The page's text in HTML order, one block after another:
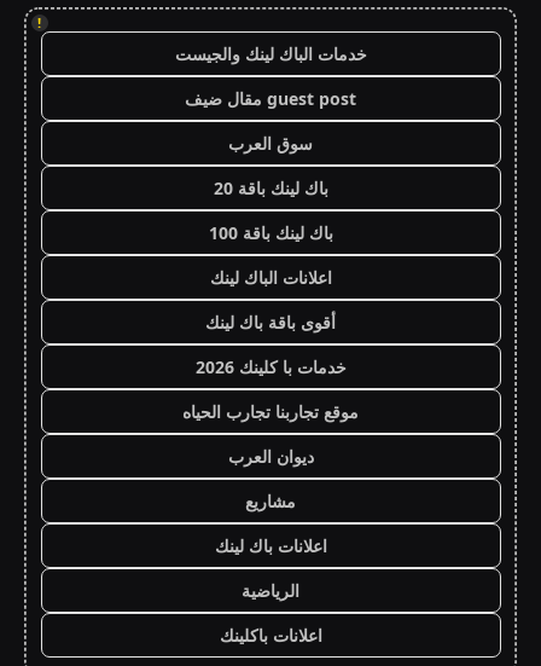
!
خدمات الباك لينك والجيست
guest post مقال ضيف
سوق العرب
باك لينك باقة 20
باك لينك باقة 100
اعلانات الباك لينك
أقوى باقة باك لينك
خدمات با كلينك 2026
موقع تجاربنا تجارب الحياه
ديوان العرب
مشاريع
اعلانات باك لينك
الرياضية
اعلانات باكلينك